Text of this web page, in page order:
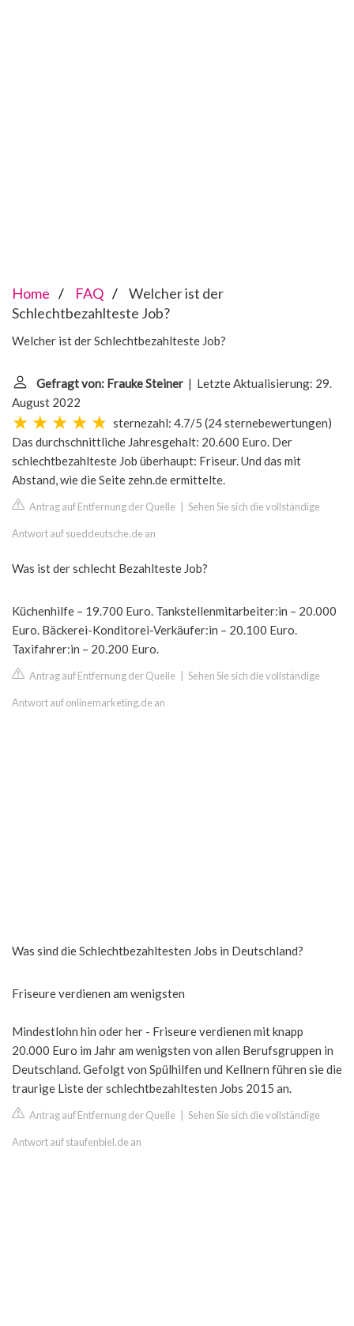
Home FAQ
Welcher ist der
Schlechtbezahlteste Job?
Welcher ist der Schlechtbezahlteste Job?
Gefragt von: Frauke Steiner | Letzte Aktualisierung: 29.
August 2022
sternezahl: 4.7/5 (24 sternebewertungen)
Das durchschnittliche Jahresgehalt: 20.600 Euro. Der
schlechtbezahlteste Job überhaupt: Friseur. Und das mit
Abstand, wie die Seite zehn.de ermittelte.
Antrag auf Entfernung der Quelle Sehen Sie sich die vollständige
Antwort auf sueddeutsche.de an
Was ist der schlecht Bezahlteste Job?
Küchenhilfe – 19.700 Euro. Tankstellenmitarbeiter:in – 20.000
Euro. Bäckerei-Konditorei-Verkäufer:in – 20.100 Euro.
Taxifahrer:in – 20.200 Euro.
Antrag auf Entfernung der Quelle Sehen Sie sich die vollständige
Antwort auf onlinemarketing.de an
Was sind die Schlechtbezahltesten Jobs in Deutschland?
Friseure verdienen am wenigsten
Mindestlohn hin oder her - Friseure verdienen mit knapp
20.000 Euro im Jahr am wenigsten von allen Berufsgruppen in
Deutschland. Gefolgt von Spülhilfen und Kellnern führen sie die
traurige Liste der schlechtbezahltesten Jobs 2015 an.
Antrag auf Entfernung der Quelle Sehen Sie sich die vollständige
Antwort auf staufenbiel.de an